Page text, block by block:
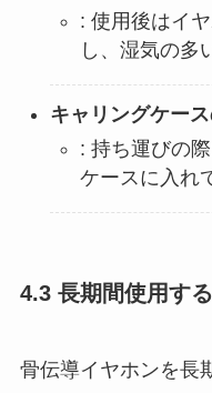
: 使用後はイ
し、湿気の多
キャリングケー
: 持ち運びの
ケースに入れ
4.3 長期間使用す
骨伝導イヤホンを長